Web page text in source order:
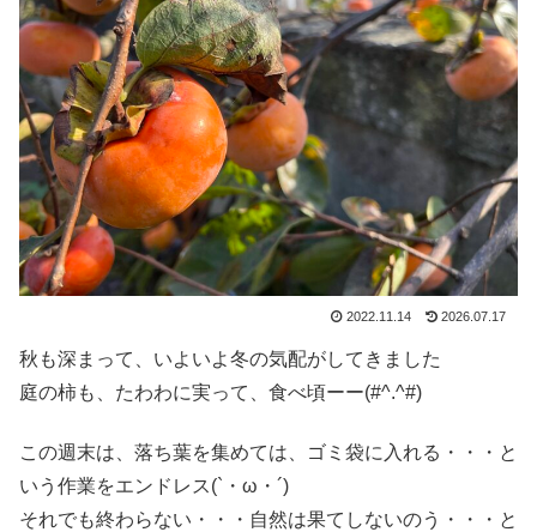
2022.11.14 2026.07.17
秋も深まって、いよいよ冬の気配がしてきました
庭の柿も、たわわに実って、食べ頃ーー(#^.^#)
この週末は、落ち葉を集めては、ゴミ袋に入れる・・・と
いう作業をエンドレス(`・ω・´)
それでも終わらない・・・自然は果てしないのう・・・と